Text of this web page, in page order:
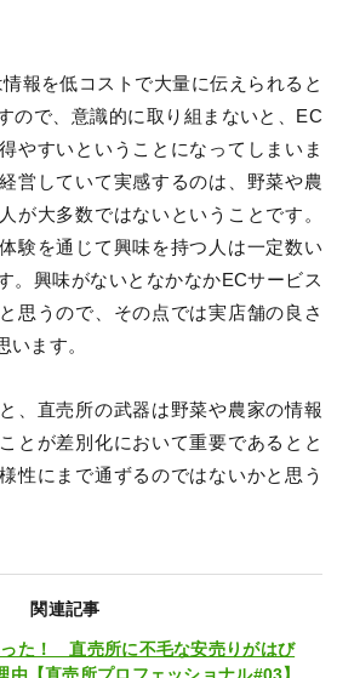
報を低コストで大量に伝えられると
ので、意識的に取り組まないと、EC
やすいということになってしまいま
営していて実感するのは、野菜や農
が大多数ではないということです。
験を通じて興味を持つ人は一定数い
。興味がないとなかなかECサービス
思うので、その点では実店舗の良さ
います。
、直売所の武器は野菜や農家の情報
とが差別化において重要であるとと
性にまで通ずるのではないかと思う
関連記事
た！ 直売所に不毛な安売りがはび